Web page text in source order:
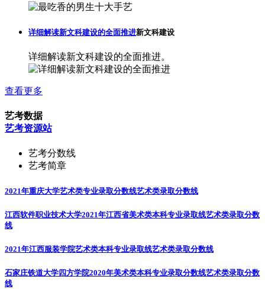
详细解读新文科建设的全面推进新文科建设
详细解读新文科建设的全面推进。
查看更多
艺考数据
艺考资源站
艺考分数线
艺考简章
2021年重庆大学艺术类专业录取分数线艺术类录取分数线
江西软件职业技术大学2021年江西省美术类本科专业录取线艺术类录取分数
线
2021年江西服装学院艺术类本科专业录取线艺术类录取分数线
石家庄铁道大学四方学院2020年美术类本科专业录取分数线艺术类录取分数
线